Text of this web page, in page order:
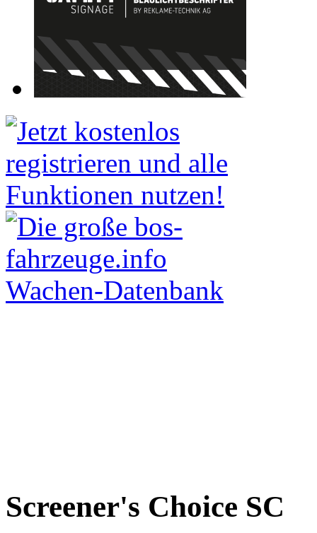
Screener's Choice SC